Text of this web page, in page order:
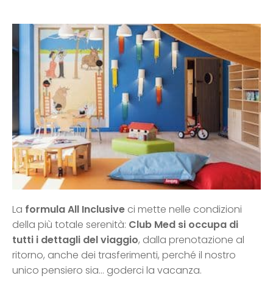
La formula All Inclusive ci mette nelle condizioni
della più totale serenità: Club Med si occupa di
tutti i dettagli del viaggio, dalla prenotazione al
ritorno, anche dei trasferimenti, perché il nostro
unico pensiero sia… goderci la vacanza.